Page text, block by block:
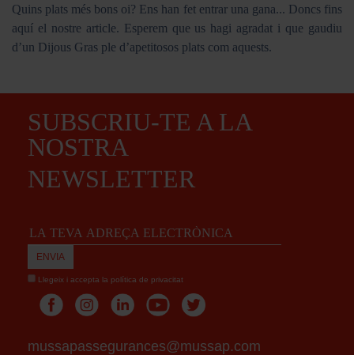
Quins plats més bons oi? Ens han fet entrar una gana... Doncs fins
aquí el nostre article. Esperem que us hagi agradat i que gaudiu
d’un Dijous Gras ple d’apetitosos plats com aquests.
SUBSCRIU-TE A LA
NOSTRA
NEWSLETTER
Llegeix i accepta la política de privacitat
mussapassegurances@mussap.com